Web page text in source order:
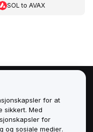
SOL to AVAX
for at
sikkert. Med
for
og sosiale medier.